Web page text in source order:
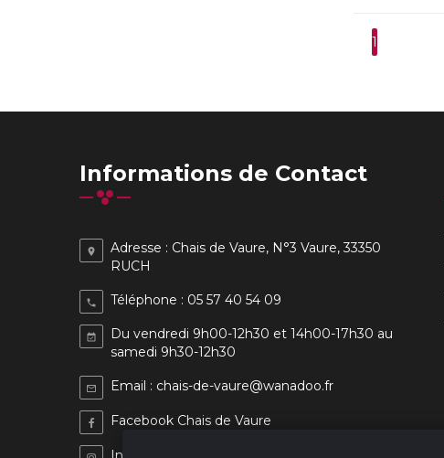
1
Informations de Contact
place
Adresse : Chais de Vaure, N°3 Vaure, 33350
RUCH
phone Téléphone : 05 57 40 54 09
event_available Du vendredi 9h00-12h30 et 14h00-17h30 au
samedi 9h30-12h30
mail_outline Email : chais-de-vaure@wanadoo.fr
Facebook Chais de Vaure